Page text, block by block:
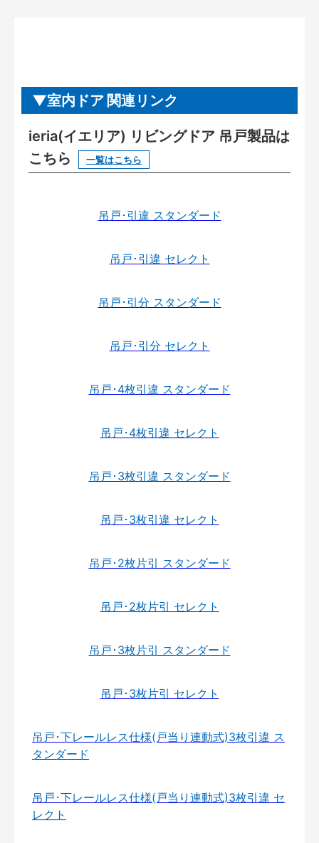
室内ドア 関連リンク
ieria(イエリア) リビングドア 吊戸製品は
こちら
一覧はこちら
吊戸･引違 スタンダード
吊戸･引違 セレクト
吊戸･引分 スタンダード
吊戸･引分 セレクト
吊戸･4枚引違 スタンダード
吊戸･4枚引違 セレクト
吊戸･3枚引違 スタンダード
吊戸･3枚引違 セレクト
吊戸･2枚片引 スタンダード
吊戸･2枚片引 セレクト
吊戸･3枚片引 スタンダード
吊戸･3枚片引 セレクト
吊戸･下レールレス仕様(戸当り連動式)3枚引違 ス
タンダード
吊戸･下レールレス仕様(戸当り連動式)3枚引違 セ
レクト